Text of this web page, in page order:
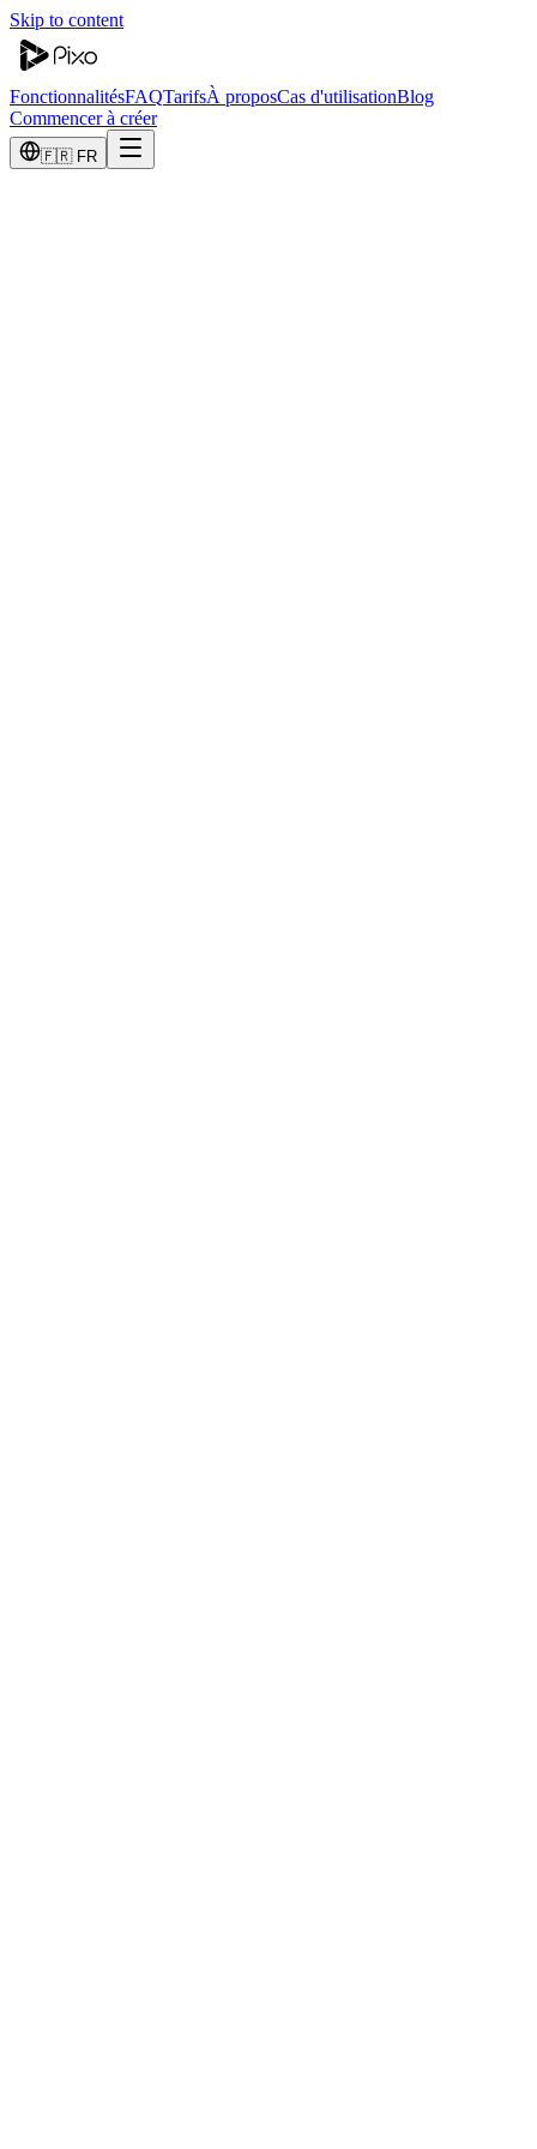
Skip to content
FonctionnalitésFAQTarifsÀ proposCas d'utilisationBlog
Commencer à créer
🇫🇷 FR